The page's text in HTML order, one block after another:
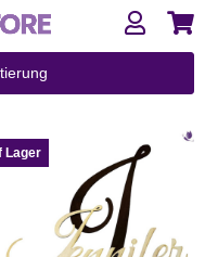
Lager